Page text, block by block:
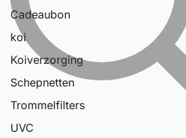
Cadeaubon
koi
Koiverzorging
Schepnetten
Trommelfilters
UVC